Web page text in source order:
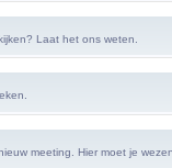
Laat het ons weten.
meeting. Hier moet je